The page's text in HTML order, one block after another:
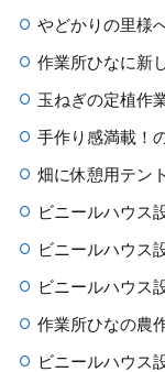
やどかりの里様
作業所ひなに新
玉ねぎの定植作
手作り感満載！
畑に休憩用テン
ビニールハウス
ビニールハウス
ビニールハウス
作業所ひなの農
ビニールハウス